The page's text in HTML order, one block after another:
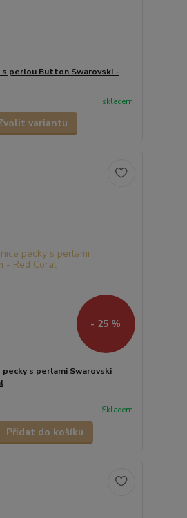
s perlou Button Swarovski -
skladem
variantu
- 25 %
pecky s perlami Swarovski
Skladem
Přidat do košíku